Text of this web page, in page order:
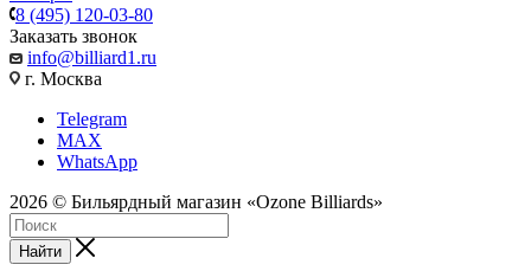
8 (495) 120-03-80
Заказать звонок
info@billiard1.ru
г. Москва
Telegram
MAX
WhatsApp
2026 © Бильярдный магазин «Ozone Billiards»
Найти